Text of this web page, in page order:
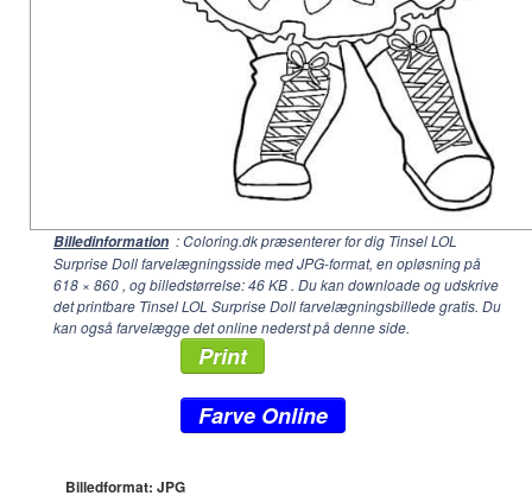
Billedinformation : Coloring.dk præsenterer for dig Tinsel LOL
Surprise Doll farvelægningsside med JPG-format, en opløsning på
618 × 860 , og billedstørrelse: 46 KB . Du kan downloade og udskrive
det printbare Tinsel LOL Surprise Doll farvelægningsbillede gratis. Du
kan også farvelægge det online nederst på denne side.
Print
Farve Online
Billedformat: JPG